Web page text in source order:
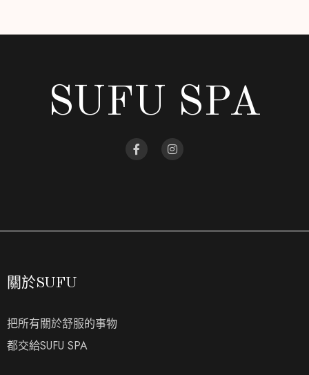
SUFU SPA
關於SUFU
把所有關於舒服的事物
都交給SUFU SPA